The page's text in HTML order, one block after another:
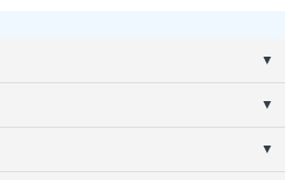
▼
▼
▼